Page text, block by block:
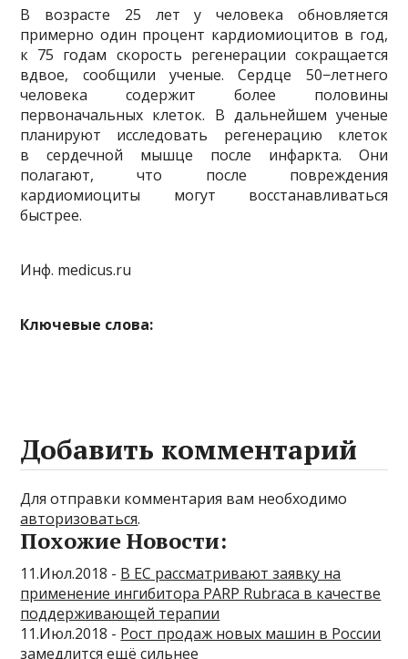
В возрасте 25 лет у человека обновляется
примерно один процент кардиомиоцитов в год,
к 75 годам скорость регенерации сокращается
вдвое, сообщили ученые. Сердце 50−летнего
человека содержит более половины
первоначальных клеток. В дальнейшем ученые
планируют исследовать регенерацию клеток
в сердечной мышце после инфаркта. Они
полагают, что после повреждения
кардиомиоциты могут восстанавливаться
быстрее.
Инф. medicus.ru
Ключевые слова:
Добавить комментарий
Для отправки комментария вам необходимо
авторизоваться.
Похожие Новости:
11.Июл.2018 - В ЕС рассматривают заявку на
применение ингибитора PARP Rubraca в качестве
поддерживающей терапии
11.Июл.2018 - Рост продаж новых машин в России
замедлится ещё сильнее